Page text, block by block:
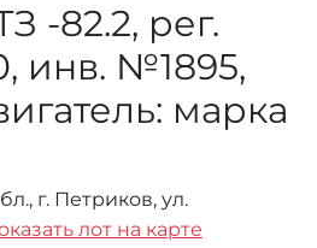
-82.2, рег.
инв. №1895,
марка
г. Петриков, ул.
лот на карте